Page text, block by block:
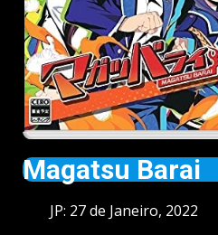
Magatsu Barai
JP: 27 de Janeiro, 2022